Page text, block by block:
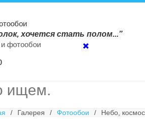
хочется стать полом...”
фотообои
/ Галерея / Фотообои / Небо, космос